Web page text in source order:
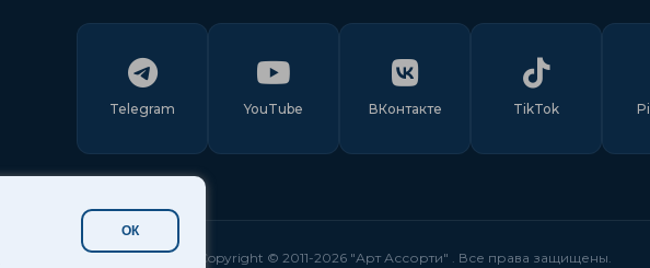
ОК
Telegram YouTube ВКонтакте TikTok
Copyright © 2011-2026 "Арт Ассорти" . Все права защищены.